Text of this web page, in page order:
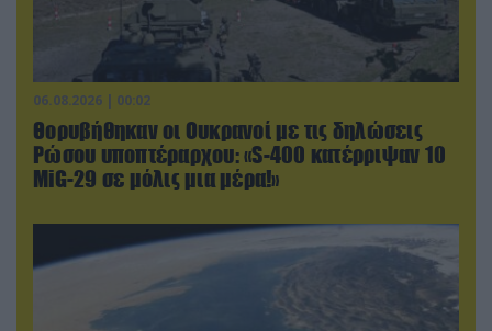
06.08.2026 | 00:02
Θορυβήθηκαν οι Ουκρανοί με τις δηλώσεις
Ρώσου υποπτέραρχου: «S-400 κατέρριψαν 10
MiG-29 σε μόλις μια μέρα!»